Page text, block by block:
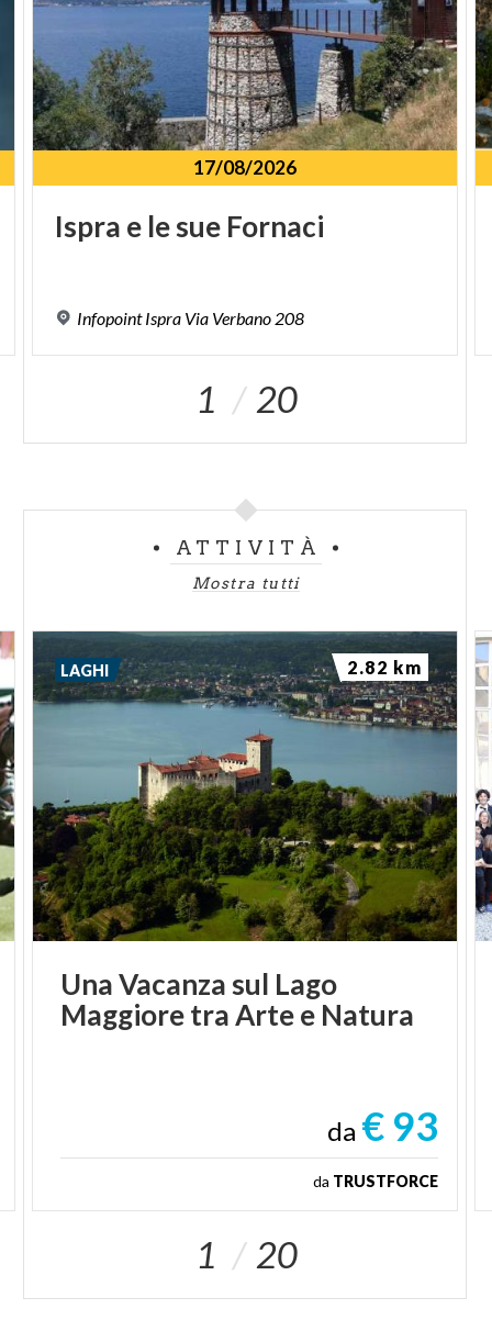
17/08/2026
Ispra e lesue Fornaci
Infopoint Ispra Via Verbano 208
1 20
ATTIVITÀ
Mostra tutti
UnaVacanza sul Lago
MaggioretraArtee Natura
da € 93
da TRUSTFORCE
LAGHI 2.82 km
1 20